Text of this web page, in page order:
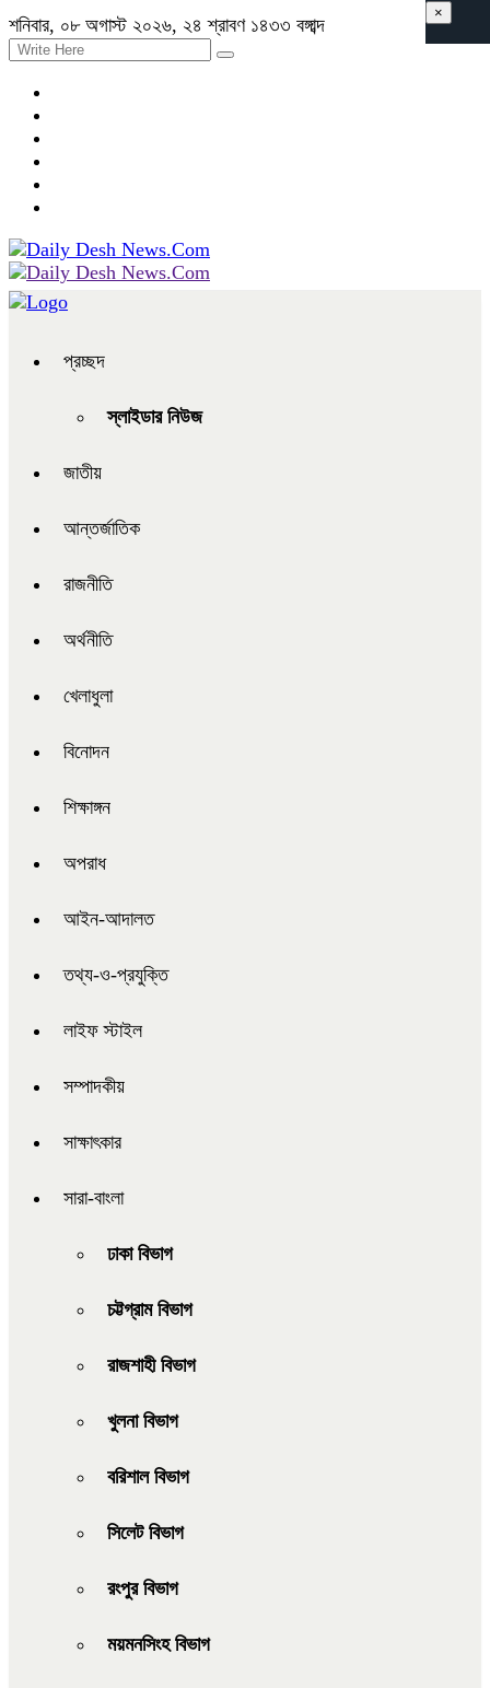
শনিবার, ০৮ অগাস্ট ২০২৬, ২৪ শ্রাবণ ১৪৩৩ বঙ্গাব্দ
প্রচ্ছদ
স্লাইডার নিউজ
জাতীয়
আন্তর্জাতিক
রাজনীতি
অর্থনীতি
খেলাধুলা
বিনোদন
শিক্ষাঙ্গন
অপরাধ
আইন-আদালত
তথ্য-ও-প্রযুক্তি
লাইফ স্টাইল
সম্পাদকীয়
সাক্ষাৎকার
সারা-বাংলা
ঢাকা বিভাগ
চট্টগ্রাম বিভাগ
রাজশাহী বিভাগ
খুলনা বিভাগ
বরিশাল বিভাগ
সিলেট বিভাগ
রংপুর বিভাগ
ময়মনসিংহ বিভাগ
×